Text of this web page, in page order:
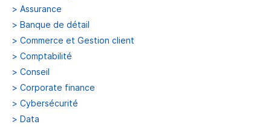
> Assurance
> Banque de détail
> Commerce et Gestion client
> Comptabilité
> Conseil
> Corporate finance
> Cybersécurité
> Data